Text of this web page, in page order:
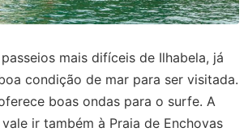
mais difíceis de Ilhabela, já
condição de mar para ser visitada.
boas ondas para o surfe. A
ir também à Praia de Enchovas